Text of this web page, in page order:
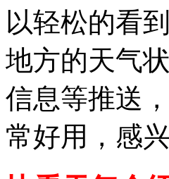
以轻松的看
地方的天气
信息等推送
常好用，感